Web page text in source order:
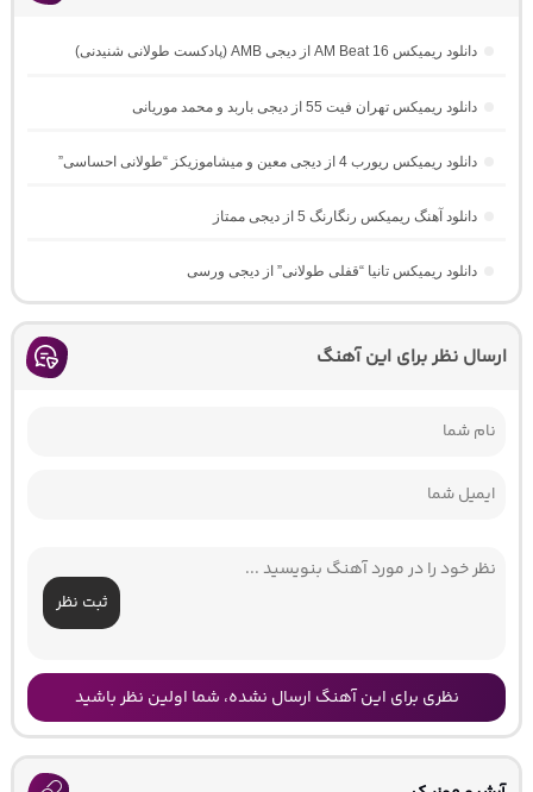
دانلود ریمیکس AM Beat 16 از دیجی AMB (پادکست طولانی شنیدنی)
دانلود ریمیکس تهران فیت 55 از دیجی باربد و محمد موریانی
دانلود ریمیکس ریورب 4 از دیجی معین و میشاموزیکز “طولانی احساسی”
دانلود آهنگ ریمیکس رنگارنگ 5 از دیجی ممتاز
دانلود ریمیکس تانیا “قفلی طولانی” از دیجی ورسی
ارسال نظر برای این آهنگ
ثبت نظر
نظری برای این آهنگ ارسال نشده، شما اولین نظر باشید